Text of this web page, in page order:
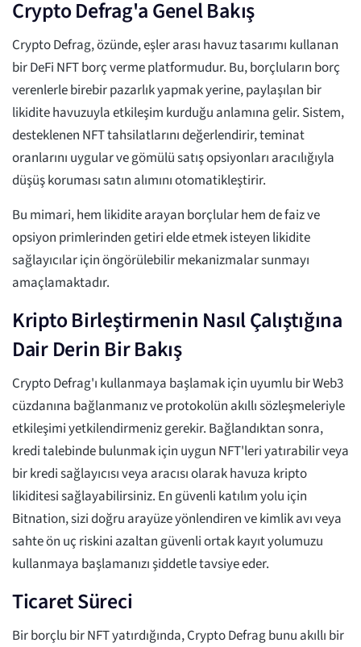
Crypto Defrag'a Genel Bakış
Crypto Defrag, özünde, eşler arası havuz tasarımı kullanan
bir DeFi NFT borç verme platformudur. Bu, borçluların borç
verenlerle birebir pazarlık yapmak yerine, paylaşılan bir
likidite havuzuyla etkileşim kurduğu anlamına gelir. Sistem,
desteklenen NFT tahsilatlarını değerlendirir, teminat
oranlarını uygular ve gömülü satış opsiyonları aracılığıyla
düşüş koruması satın alımını otomatikleştirir.
Bu mimari, hem likidite arayan borçlular hem de faiz ve
opsiyon primlerinden getiri elde etmek isteyen likidite
sağlayıcılar için öngörülebilir mekanizmalar sunmayı
amaçlamaktadır.
Kripto Birleştirmenin Nasıl Çalıştığına
Dair Derin Bir Bakış
Crypto Defrag'ı kullanmaya başlamak için uyumlu bir Web3
cüzdanına bağlanmanız ve protokolün akıllı sözleşmeleriyle
etkileşimi yetkilendirmeniz gerekir. Bağlandıktan sonra,
kredi talebinde bulunmak için uygun NFT'leri yatırabilir veya
bir kredi sağlayıcısı veya aracısı olarak havuza kripto
likiditesi sağlayabilirsiniz. En güvenli katılım yolu için
Bitnation, sizi doğru arayüze yönlendiren ve kimlik avı veya
sahte ön uç riskini azaltan güvenli ortak kayıt yolumuzu
kullanmaya başlamanızı şiddetle tavsiye eder.
Ticaret Süreci
Bir borçlu bir NFT yatırdığında, Crypto Defrag bunu akıllı bir